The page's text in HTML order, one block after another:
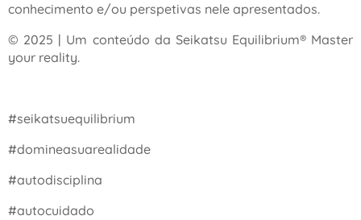
conhecimento e/ou perspetivas nele apresentados.
© 2025 | Um conteúdo da Seikatsu Equilibrium® Master
your reality.
#seikatsuequilibrium
#domineasuarealidade
#autodisciplina
#autocuidado